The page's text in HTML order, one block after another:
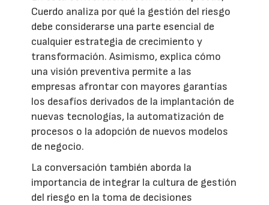
Cuerdo analiza por qué la gestión del riesgo
debe considerarse una parte esencial de
cualquier estrategia de crecimiento y
transformación. Asimismo, explica cómo
una visión preventiva permite a las
empresas afrontar con mayores garantías
los desafíos derivados de la implantación de
nuevas tecnologías, la automatización de
procesos o la adopción de nuevos modelos
de negocio.
La conversación también aborda la
importancia de integrar la cultura de gestión
del riesgo en la toma de decisiones